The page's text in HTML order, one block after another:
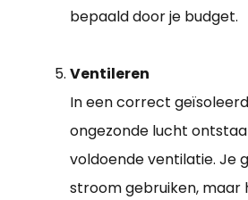
bepaald door je budget.
Ventileren
In een correct
ongezonde lucht
voldoende ventilatie. Je
stroom gebruiken, maar